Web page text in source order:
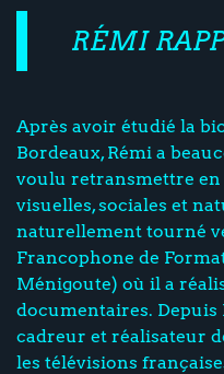
RÉMI
Après avoir étudié la
Bordeaux, Rémi a
voulu retransmettre en
visuelles, sociales et
naturellement tourné
Francophone de
Ménigoute) où il a
documentaires. Depuis
cadreur et réalisateur
les télévisions